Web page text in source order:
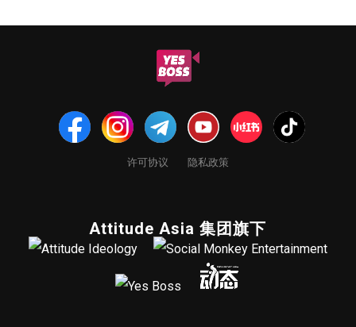
许可协议 隐私政策
Attitude Asia 集团旗下